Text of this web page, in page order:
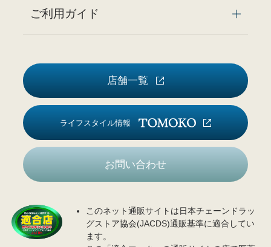
ご利用ガイド
店舗一覧
ライフスタイル情報
お問い合わせ
このネット通販サイトは日本チェーンドラッ
グストア協会(JACDS)通販基準に適合してい
ます。